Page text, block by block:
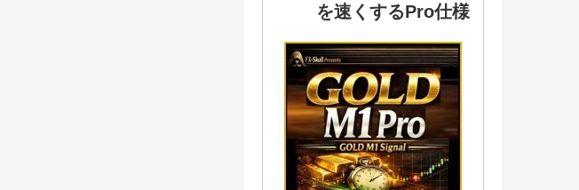
を速くするPro仕様